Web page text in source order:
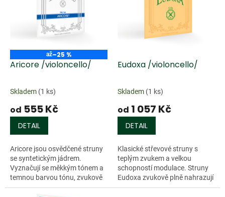
o
d
až–25 %
Aricore /violoncello/
Skladem (1 ks)
od 555 Kč
DETAIL
Aricore jsou osvědčené struny
se syntetickým jádrem.
Vyznačují se měkkým tónem a
temnou barvou tónu, zvukově
jsou velmi podobné strunám
Eudoxa /violoncello/
Skladem (1 ks)
od 1 057 Kč
DETAIL
Klasické střevové struny s
teplým zvukem a velkou
schopností modulace. Struny
Eudoxa zvukově plně nahrazují
klasické neopředené střevové